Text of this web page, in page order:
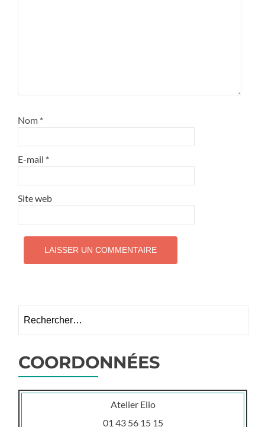
Nom *
E-mail *
Site web
COORDONNÉES
Atelier Elio
01 43 56 15 15